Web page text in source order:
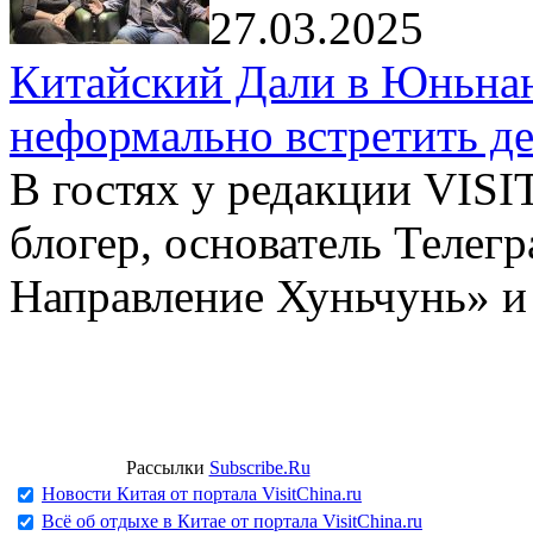
27.03.2025
Китайский Дали в
неформально встретить
В гостях у редакции
блогер, основатель
Направление Хуньчунь»
Рассылки Subscribe.Ru
Новости Китая от портала VisitChina.ru
Всё об отдыхе в Китае от портала VisitChina.ru